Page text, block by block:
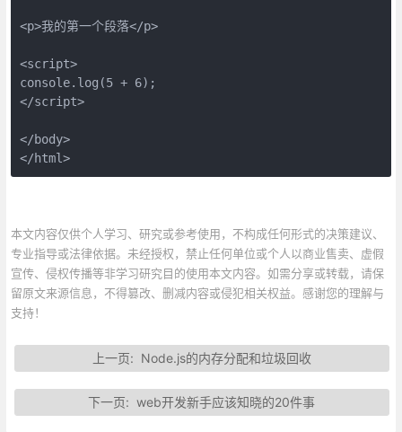
<p>我的第一个段落</p>
<script>
console.log(5 + 6);
</script>
</body>
</html>
本文内容仅供个人学习、研究或参考使用，不构成任何形式的决策建议、
专业指导或法律依据。未经授权，禁止任何单位或个人以商业售卖、虚假
宣传、侵权传播等非学习研究目的使用本文内容。如需分享或转载，请保
留原文来源信息，不得篡改、删减内容或侵犯相关权益。感谢您的理解与
支持！
上一页: Node.js的内存分配和垃圾回收
下一页:web开发新手应该知晓的20件事